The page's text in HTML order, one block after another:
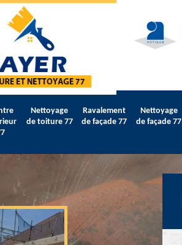
Nettoyage
de toiture 77
Ravalement
de façade 77
Nettoyage
de façade 77